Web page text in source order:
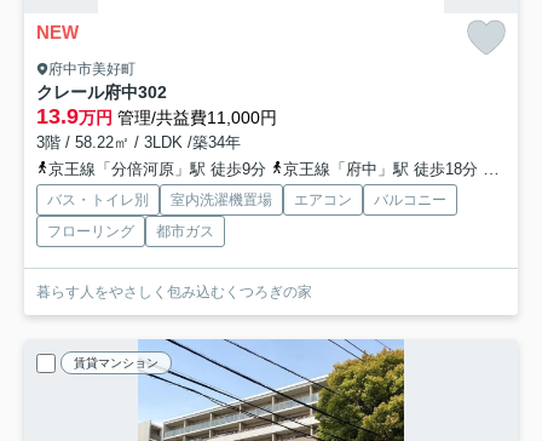
NEW
府中市美好町
クレール府中302
13.9万円 管理/共益費11,000円
3階 / 58.22㎡ / 3LDK /築34年
京王線「分倍河原」駅 徒歩9分
京王線「府中」駅 徒歩18分
バス・トイレ別 室内洗濯機置場 エアコン
バルコニー
フローリング
都市ガス
暮らす人をやさしく包み込むくつろぎの家
賃貸マンション